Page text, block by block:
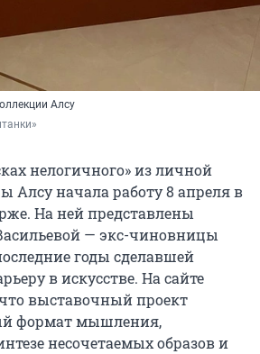
Алсу
нелогичного» из личной
Алсу начала работу8 апреляв
На ней представлены
— экс-чиновницы
годы сделавшей
в искусстве. На сайте
выставочный проект
формат мышления,
несочетаемых образов и